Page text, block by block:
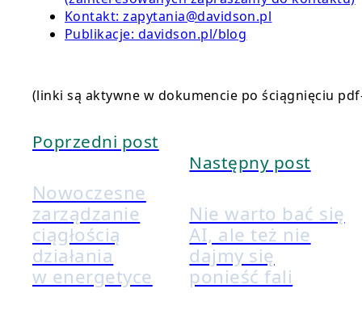
Kontakt: zapytania@davidson.pl
Publikacje: davidson.pl/blog
(linki są aktywne w dokumencie po ściągnięciu
Poprzedni post
Nowoczesne
zarządzanie
ciągłością
działania
w energetyce
Następny post
Nie warto bać się
AI, ale też nie
dajmy się
ponieść fali